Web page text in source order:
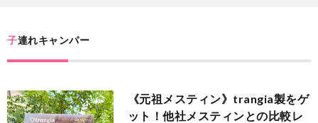
ー
ム
プ
ロ
子連れキャンパー
《元祖メスティン》trangia製をゲ
ット！他社メスティンとの比較レ